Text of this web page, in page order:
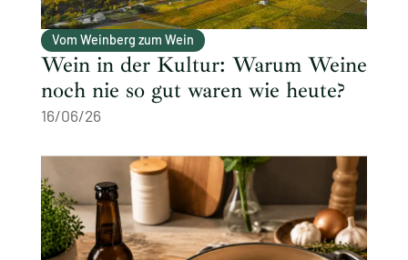
Vom Weinberg zum Wein
Wein in der Kultur: Warum Weine
noch nie so gut waren wie heute?
16/06/26